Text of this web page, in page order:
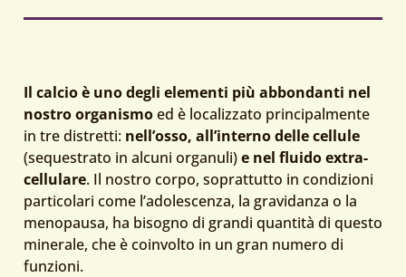
Il calcio è uno degli elementi più abbondanti nel
nostro organismoed è localizzato principalmente
in tre distretti: nell’osso, all’interno delle cellule
(sequestrato in alcuni organuli)e nel fluido extra-
cellulare. Il nostro corpo, soprattutto in condizioni
particolari come l’adolescenza, la gravidanza o la
menopausa, ha bisogno di grandi quantità di questo
minerale, che è coinvolto in un gran numero di
funzioni.